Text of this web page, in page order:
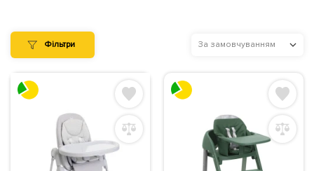
Фільтри За замовчуванням